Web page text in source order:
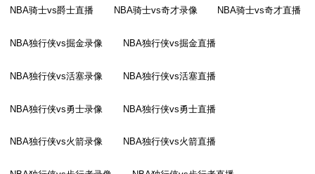
NBA骑士vs爵士直播 NBA骑士vs奇才录像 NBA骑士vs奇才直播
NBA独行侠vs掘金录像 NBA独行侠vs掘金直播
NBA独行侠vs活塞录像 NBA独行侠vs活塞直播
NBA独行侠vs勇士录像 NBA独行侠vs勇士直播
NBA独行侠vs火箭录像 NBA独行侠vs火箭直播